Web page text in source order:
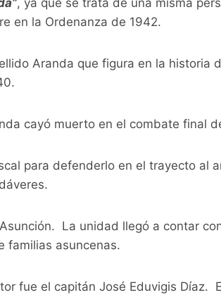
, ya que se trata de una misma
en la Ordenanza de 1942.
Aranda que figura en la historia
cayó muerto en el combate final
para defenderlo en el trayecto al
La unidad llegó a contar
familias asuncenas.
fue el capitán José Eduvigis Díaz.